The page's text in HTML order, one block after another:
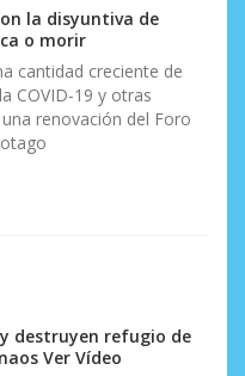
la disyuntiva de
o morir
cantidad creciente de
COVID-19 y otras
renovación del Foro
destruyen refugio de
Ver Vídeo